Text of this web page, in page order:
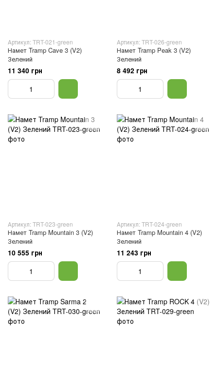
Артикул: TRT-021-green
Намет Tramp Cave 3 (V2)
Зелений
11 340 грн
Артикул: TRT-026-green
Намет Tramp Peak 3 (V2)
Зелений
8 492 грн
Артикул: TRT-023-green
Намет Tramp Mountain 3 (V2)
Зелений
10 555 грн
Артикул: TRT-024-green
Намет Tramp Mountain 4 (V2)
Зелений
11 243 грн